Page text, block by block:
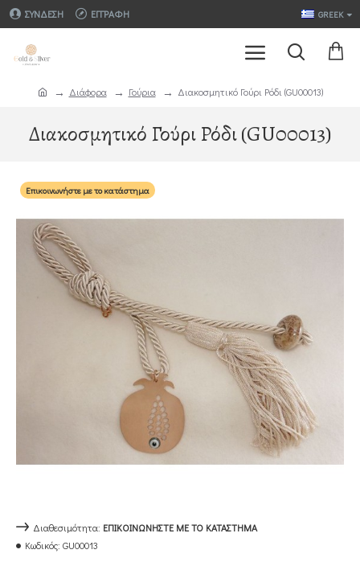
ΣΎΝΔΕΣΗ ΕΓΓΡΑΦΉ GREEK
Διάφορα Γούρια Διακοσμητικό Γούρι Ρόδι (GU00013)
Διακοσμητικό Γούρι Ρόδι (GU00013)
Επικοινωνήστε με το κατάστημα
Διαθεσιμότητα: ΕΠΙΚΟΙΝΩΝΉΣΤΕ ΜΕ ΤΟ ΚΑΤΆΣΤΗΜΑ
Κωδικός: GU00013